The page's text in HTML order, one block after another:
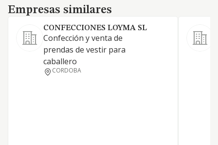
Empresas similares
Empresas similares
CONFECCIONES LOYMA SL
Confección y venta de
prendas de vestir para
caballero
CORDOBA